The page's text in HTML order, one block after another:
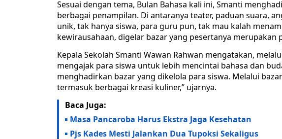
Sesuai dengan tema, Bulan Bahasa kali ini, Smanti
berbagai penampilan. Di antaranya teater, paduan suara,
unik, tak hanya siswa, para guru pun, tak mau kalah
kewirausahaan, digelar bazar yang pesertanya merupakan
Kepala Sekolah Smanti Wawan Rahwan mengatakan,
mengajak para siswa untuk lebih mencintai bahasa dan
menghadirkan bazar yang dikelola para siswa. Melalui
termasuk berbagai kreasi kuliner,” ujarnya.
Baca Juga:
Masa Pancaroba Harus Ekstra Jaga Kesehatan
Pjs Kades Mesti Jalankan Dua Tupoksi Sekaligus